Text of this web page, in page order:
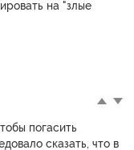
на "злые
погасить
сказать, что в